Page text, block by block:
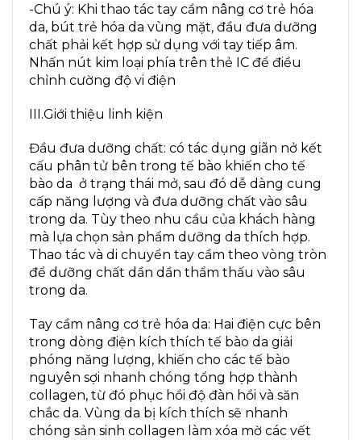
-Chú ý: Khi thao tác tay cầm nâng cơ trẻ hóa
da, bút trẻ hóa da vùng mặt, đầu đưa dưỡng
chất phải kết hợp sử dụng với tay tiếp âm.
Nhấn nút kim loại phía trên thẻ IC để điều
chỉnh cường độ vi điện
III.Giới thiệu linh kiện
Đầu đưa dưỡng chất: có tác dụng giãn nở kết
cấu phân tử bên trong tế bào khiến cho tế
bào da ở trạng thái mở, sau đó dễ dàng cung
cấp năng lượng và đưa dưỡng chất vào sâu
trong da. Tùy theo nhu cầu của khách hàng
mà lựa chọn sản phẩm dưỡng da thích hợp.
Thao tác và di chuyển tay cầm theo vòng tròn
để dưỡng chất dần dần thẩm thấu vào sâu
trong da.
Tay cầm nâng cơ trẻ hóa da: Hai điện cực bên
trong dòng điện kích thích tế bào da giải
phóng năng lượng, khiến cho các tế bào
nguyên sợi nhanh chóng tổng hợp thành
collagen, từ đó phục hồi độ đàn hồi và săn
chắc da. Vùng da bị kích thích sẽ nhanh
chóng sản sinh collagen làm xóa mờ các vết